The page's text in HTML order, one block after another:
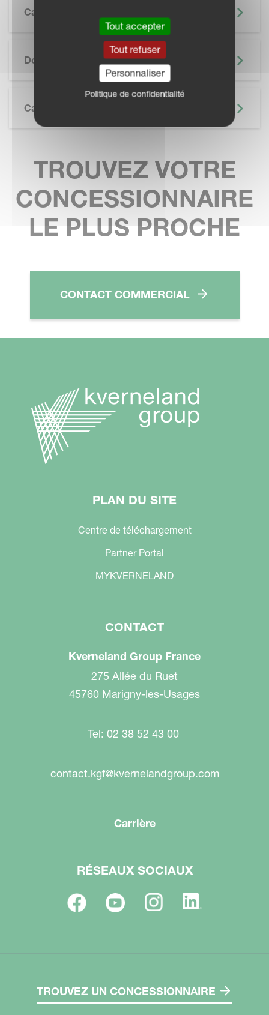
Caractéristiques
Documentation
Caractéristiques Techniques
TROUVEZ VOTRE
CONCESSIONNAIRE
LE PLUS PROCHE
CONTACT COMMERCIAL
PLAN DU SITE
Centre de téléchargement
Partner Portal
MYKVERNELAND
CONTACT
Kverneland Group France
275 Allée du Ruet
45760 Marigny-les-Usages
Tel: 02 38 52 43 00
contact.kgf@kvernelandgroup.com
Carrière
RÉSEAUX SOCIAUX
TROUVEZ UN CONCESSIONNAIRE
Tout accepter
Tout refuser
Personnaliser
Politique de confidentialité